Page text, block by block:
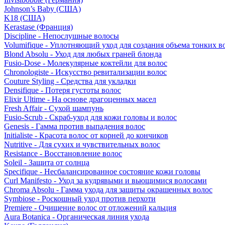
Johnson’s Baby (США)
K18 (США)
Kerastase (Франция)
Discipline - Непослушные волосы
Volumifique - Уплотняющий уход для создания объема тонких
Blond Absolu - Уход для любых граней блонда
Fusio-Dose - Молекулярные коктейли для волос
Chronologiste - Искусство ревитализации волос
Couture Styling - Средства для укладки
Densifique - Потеря густоты волос
Elixir Ultime - На основе драгоценных масел
Fresh Affair - Сухой шампунь
Fusio-Scrub - Скраб-уход для кожи головы и волос
Genesis - Гамма против выпадения волос
Initialiste - Красота волос от корней до кончиков
Nutritive - Для сухих и чувствительных волос
Resistance - Восстановление волос
Soleil - Защита от солнца
Specifique - Несбалансированное состояние кожи головы
Curl Manifesto - Уход за кудрявыми и вьющимися волосами
Chroma Absolu - Гамма ухода для защиты окрашенных волос
Symbiose - Роскошный уход против перхоти
Premiere - Очищение волос от отложений кальция
Aura Botanica - Органическая линия ухода